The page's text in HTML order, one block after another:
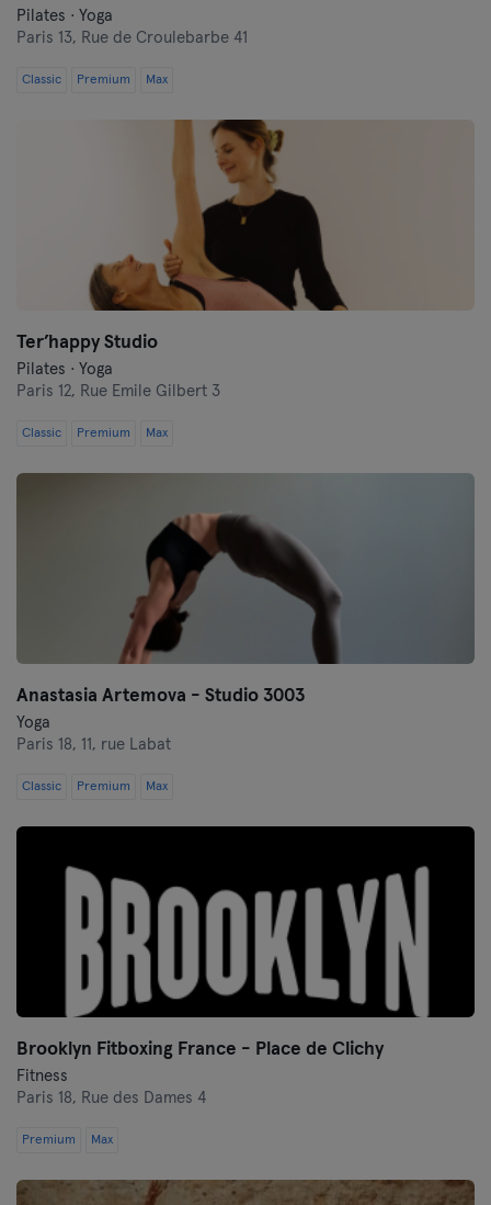
Pilates · Yoga
Paris 13, Rue de Croulebarbe 41
Classic Premium Max
Ter’happy Studio
Pilates · Yoga
Paris 12, Rue Emile Gilbert 3
Classic Premium Max
Anastasia Artemova - Studio 3003
Yoga
Paris 18, 11, rue Labat
Classic Premium Max
Brooklyn Fitboxing France - Place de Clichy
Fitness
Paris 18, Rue des Dames 4
Premium Max